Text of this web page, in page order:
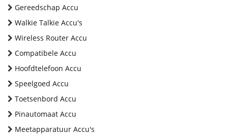
Gereedschap Accu
Walkie Talkie Accu's
Wireless Router Accu
Compatibele Accu
Hoofdtelefoon Accu
Speelgoed Accu
Toetsenbord Accu
Pinautomaat Accu
Meetapparatuur Accu's